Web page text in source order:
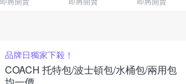
品牌日獨家下殺！
COACH 托特包/波士頓包/水桶包/兩用包